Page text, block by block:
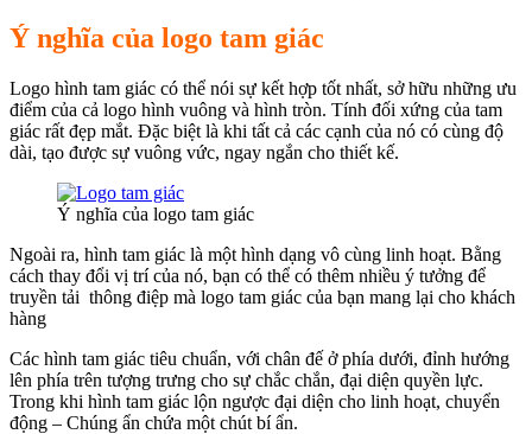
Ý nghĩa của logo tam giác
Logo hình tam giác có thể nói sự kết hợp tốt nhất, sở hữu những ưu
điểm của cả logo hình vuông và hình tròn. Tính đối xứng của tam
giác rất đẹp mắt. Đặc biệt là khi tất cả các cạnh của nó có cùng độ
dài, tạo được sự vuông vức, ngay ngắn cho thiết kế.
Ý nghĩa của logo tam giác
Ngoài ra, hình tam giác là một hình dạng vô cùng linh hoạt. Bằng
cách thay đổi vị trí của nó, bạn có thể có thêm nhiều ý tưởng để
truyền tải thông điệp mà logo tam giác của bạn mang lại cho khách
hàng
Các hình tam giác tiêu chuẩn, với chân đế ở phía dưới, đỉnh hướng
lên phía trên tượng trưng cho sự chắc chắn, đại diện quyền lực.
Trong khi hình tam giác lộn ngược đại diện cho linh hoạt, chuyển
động – Chúng ẩn chứa một chút bí ẩn.